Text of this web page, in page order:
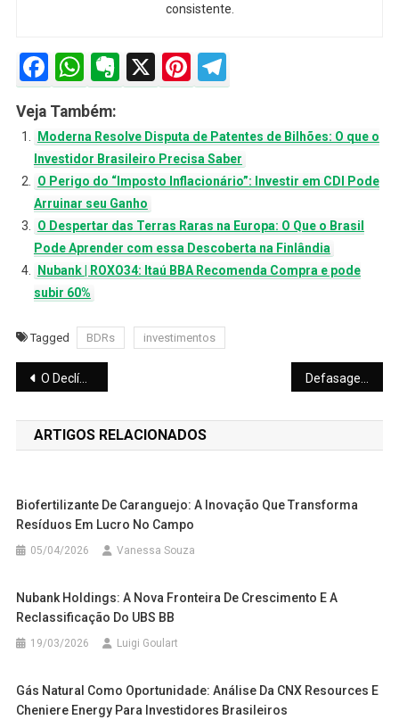
consistente.
Facebook
WhatsApp
Evernote
X Pinterest
Telegram
Veja Também:
Moderna Resolve Disputa de Patentes de Bilhões: O que o
Investidor Brasileiro Precisa Saber
O Perigo do “Imposto Inflacionário”: Investir em CDI Pode
Arruinar seu Ganho
O Despertar das Terras Raras na Europa: O Que o Brasil
Pode Aprender com essa Descoberta na Finlândia
Nubank | ROXO34: Itaú BBA Recomenda Compra e pode
subir 60%
Tagged BDRs investimentos
Navegação
de
Post
O Declínio do BuzzFeed: Como um Gigante de US$ 1,7 Bilhão Chegou à Beira da Falência
ARTIGOS RELACIONADOS
Biofertilizante De Caranguejo: A Inovação Que Transforma
Resíduos Em Lucro No Campo
05/04/2026 Vanessa Souza
Nubank Holdings: A Nova Fronteira De Crescimento E A
Reclassificação Do UBS BB
19/03/2026 Luigi Goulart
Gás Natural Como Oportunidade: Análise Da CNX Resources E
Cheniere Energy Para Investidores Brasileiros